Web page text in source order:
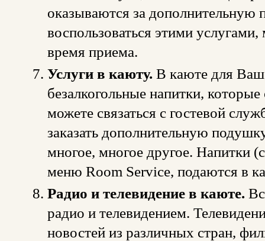
оказываются за дополнительную
воспользоваться этими
время приема.
Услуги в каюту. В каюте для
безалкогольные напитки,
можете связаться с гостевой
заказать дополнительную
многое, многое другое. Напитки
меню Room Service, подаются в
Радио и телевидение в каюте.
радио и телевидением.
новостей из различных стран,